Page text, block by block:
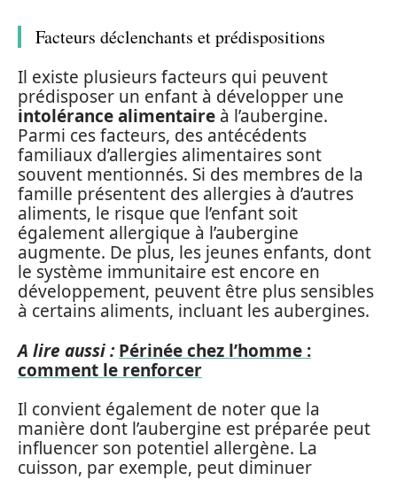
Facteurs déclenchants et prédispositions
Il existe plusieurs facteurs qui peuvent
prédisposer un enfant à développer une
intolérance alimentaire à l’aubergine.
Parmi ces facteurs, des antécédents
familiaux d’allergies alimentaires sont
souvent mentionnés. Si des membres de la
famille présentent des allergies à d’autres
aliments, le risque que l’enfant soit
également allergique à l’aubergine
augmente. De plus, les jeunes enfants, dont
le système immunitaire est encore en
développement, peuvent être plus sensibles
à certains aliments, incluant les aubergines.
A lire aussi : Périnée chez l’homme :
comment le renforcer
Il convient également de noter que la
manière dont l’aubergine est préparée peut
influencer son potentiel allergène. La
cuisson, par exemple, peut diminuer